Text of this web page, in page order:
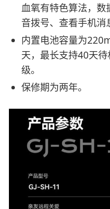
血氧有特色算法，
音拨号、查看手机消
内置电池容量为
天，最长支持40天
级。
保修期为两年。